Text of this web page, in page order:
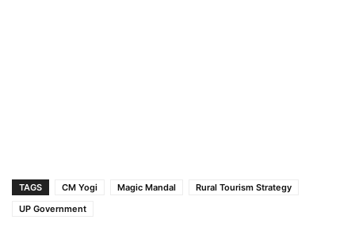
TAGS CM Yogi Magic Mandal
Rural Tourism Strategy
UP Government